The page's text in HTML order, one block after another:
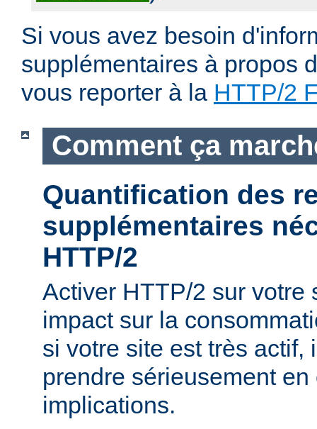
Si vous avez besoin
supplémentaires à propos
vous reporter à la HTTP/2
Comment ça
Quantification des
supplémentaires
HTTP/2
Activer HTTP/2 sur votre
impact sur la
si votre site est très actif,
prendre sérieusement
implications.